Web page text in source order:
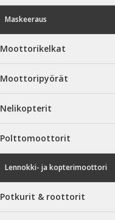
Maskeeraus
Moottorikelkat
Moottoripyörät
Nelikopterit
Polttomoottorit
Lennokki- ja kopterimoottori
Potkurit & roottorit